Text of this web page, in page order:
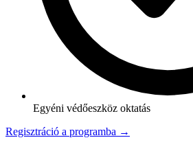
Egyéni védőeszköz oktatás
Regisztráció a programba →